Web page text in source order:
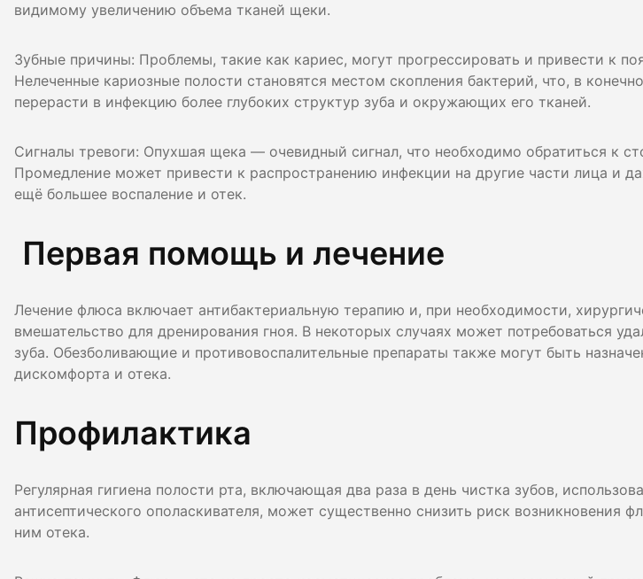
видимому увеличению объема тканей щеки.
Зубные причины: Проблемы, такие как кариес, могут прогрессировать и привести к
Нелеченные кариозные полости становятся местом скопления бактерий, что, в
перерасти в инфекцию более глубоких структур зуба и окружающих его тканей.
Сигналы тревоги: Опухшая щека — очевидный сигнал, что необходимо обратиться к
Промедление может привести к распространению инфекции на другие части лица и
ещё большее воспаление и отек.
Первая помощь и лечение
Лечение флюса включает антибактериальную терапию и, при необходимости,
вмешательство для дренирования гноя. В некоторых случаях может потребоваться
зуба. Обезболивающие и противовоспалительные препараты также могут быть
дискомфорта и отека.
Профилактика
Регулярная гигиена полости рта, включающая два раза в день чистка зубов,
антисептического ополаскивателя, может существенно снизить риск возникновения
ним отека.